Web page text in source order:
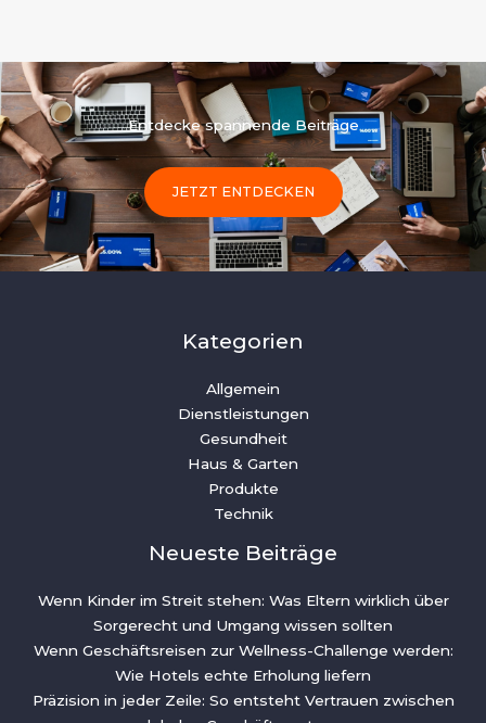
Entdecke spannende Beiträge
JETZT ENTDECKEN
Kategorien
Allgemein
Dienstleistungen
Gesundheit
Haus & Garten
Produkte
Technik
Neueste Beiträge
Wenn Kinder im Streit stehen: Was Eltern wirklich über
Sorgerecht und Umgang wissen sollten
Wenn Geschäftsreisen zur Wellness-Challenge werden:
Wie Hotels echte Erholung liefern
Präzision in jeder Zeile: So entsteht Vertrauen zwischen